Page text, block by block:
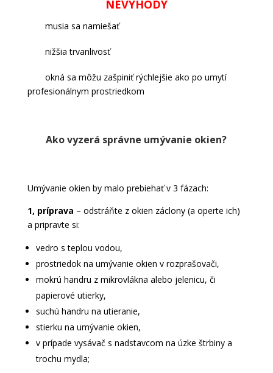
NEVÝHODY
musia sa namiešať
nižšia trvanlivosť
okná sa môžu zašpiniť rýchlejšie ako po umytí
profesionálnym prostriedkom
Ako vyzerá správne umývanie okien?
Umývanie okien by malo prebiehať v 3 fázach:
1, príprava – odstráňte z okien záclony (a operte ich)
a pripravte si:
vedro s teplou vodou,
prostriedok na umývanie okien v rozprašovači,
mokrú handru z mikrovlákna alebo jelenicu, či
papierové utierky,
suchú handru na utieranie,
stierku na umývanie okien,
v prípade vysávač s nadstavcom na úzke štrbiny a
trochu mydla;